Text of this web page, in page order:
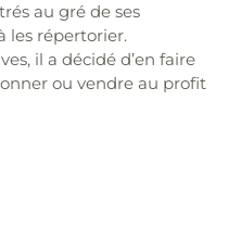
au gré de ses
les répertorier.
il a décidé d’en faire
ou vendre au profit